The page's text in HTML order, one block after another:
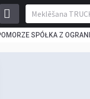
SPÓŁKA Z